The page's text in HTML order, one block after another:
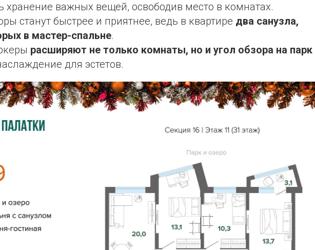
хранение важных вещей, освободив место в комнатах.
станут быстрее и приятнее, ведь в квартире два санузла,
в мастер-спальне.
расширяют не только комнаты, но и угол обзора на парк
для эстетов.